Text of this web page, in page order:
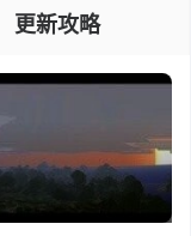
更新攻略